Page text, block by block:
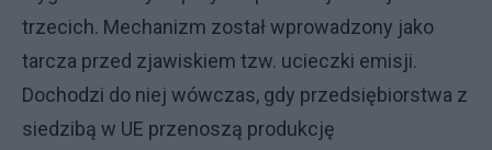
trzecich. Mechanizm został wprowadzony jako
tarcza przed zjawiskiem tzw. ucieczki emisji.
Dochodzi do niej wówczas, gdy przedsiębiorstwa z
siedzibą w UE przenoszą produkcję